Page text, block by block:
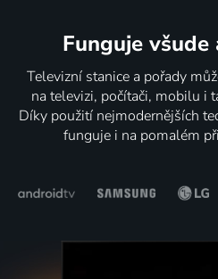
Funguje všude
Televizní stanice a pořady
na televizi, počítači, mobilu i
Díky použití nejmodernějších
funguje i na pomalém